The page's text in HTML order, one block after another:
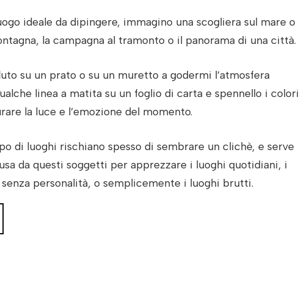
ideale da dipingere, immagino una scogliera sul mare o
la campagna al tramonto o il panorama di una città.
su un prato o su un muretto a godermi l’atmosfera
linea a matita su un foglio di carta e spennello i colori
la luce e l’emozione del momento.
di luoghi rischiano spesso di sembrare un clichè, e serve
da questi soggetti per apprezzare i luoghi quotidiani, i
personalità, o semplicemente i luoghi brutti.